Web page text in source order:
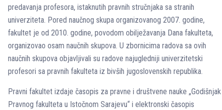
predavanja profesora, istaknutih pravnih stručnjaka sa stranih
univerziteta. Pored naučnog skupa organizovanog 2007. godine,
fakultet je od 2010. godine, povodom obilježavanja Dana fakulteta,
organizovao osam naučnih skupova. U zbornicima radova sa ovih
naučnih skupova objavljivali su radove najugledniji univerzitetski
profesori sa pravnih fakulteta iz bivših jugoslovenskih republika.
Pravni fakultet izdaje časopis za pravne i društvene nauke „Godišnjak
Pravnog fakulteta u Istočnom Sarajevu“ i elektronski časopis